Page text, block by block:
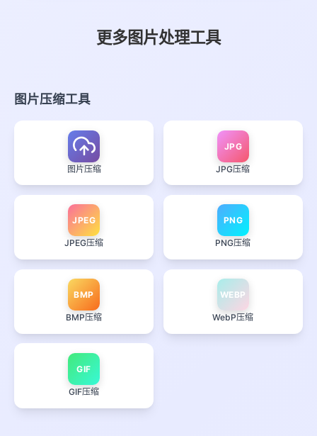
更多图片处理工具
图片压缩工具
图片压缩
JPG
JPG压缩
JPEG
JPEG压缩
PNG
PNG压缩
BMP
BMP压缩
WEBP
WebP压缩
GIF
GIF压缩